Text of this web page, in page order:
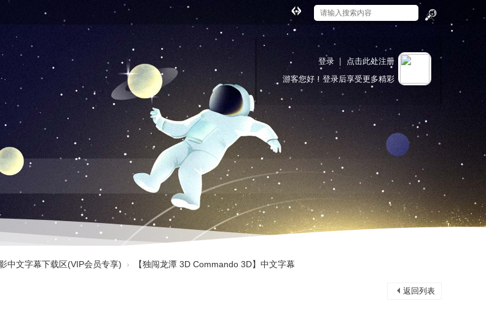
索
切
换
宽
版
登录
点击此处注册
游客您好！登录后享受更多精彩
中文字幕下载区(VIP会员专享) › 【独闯龙潭 3D Commando 3D】中文字幕
返回列表